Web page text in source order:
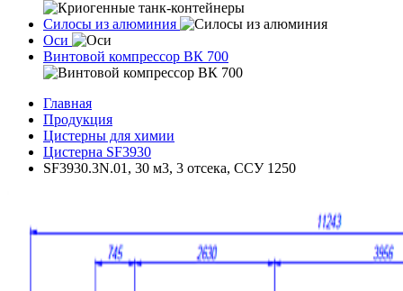
Силосы из алюминия
Оси
Винтовой компрессор ВК 700
Главная
Продукция
Цистерны для химии
Цистерна SF3930
SF3930.3N.01, 30 м3, 3 отсека, ССУ 1250